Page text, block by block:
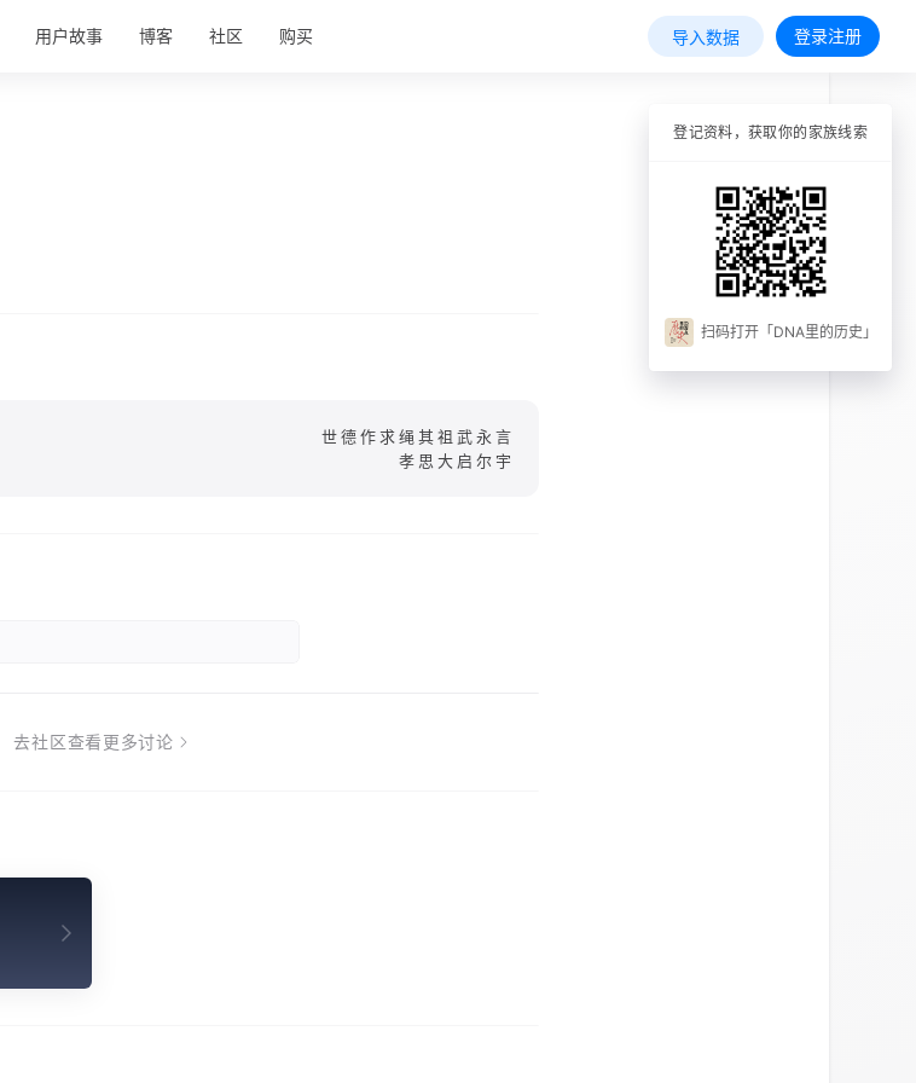
用户故事 博客 社区 购买 导入数据 登录注册
世德作求绳其祖武永言
孝思大启尔宇
去社区查看更多讨论
登记资料，获取你的家族线索
扫码打开「DNA里的历史」